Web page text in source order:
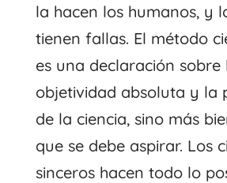
la hacen los humanos, y
tienen fallas. El método
es una declaración sobre
objetividad absoluta y la
de la ciencia, sino más
que se debe aspirar. Los
sinceros hacen todo lo